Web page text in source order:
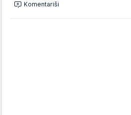
Komentariši